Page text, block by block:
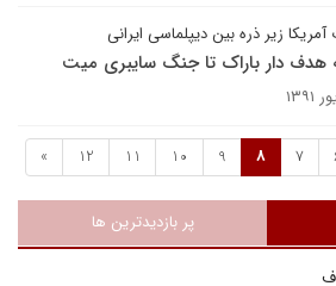
آمریکا زیر ذره بین دیپلماسی ایرانی
هدف دار باراک تا جنگ سایبری میت
7
8
9
10
11
12
»
پر بازدیدترین ها